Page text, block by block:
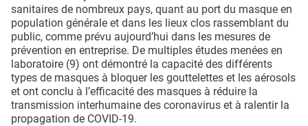
sanitaires de nombreux pays, quant au port du masque en
population générale et dans les lieux clos rassemblant du
public, comme prévu aujourd’hui dans les mesures de
prévention en entreprise. De multiples études menées en
laboratoire (9) ont démontré la capacité des différents
types de masques à bloquer les gouttelettes et les aérosols
et ont conclu à l’efficacité des masques à réduire la
transmission interhumaine des coronavirus et à ralentir la
propagation de COVID-19.